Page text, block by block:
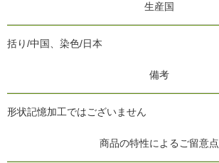
生産国
括り/中国、染色/日本
備考
形状記憶加工ではございません
商品の特性によるご留意点